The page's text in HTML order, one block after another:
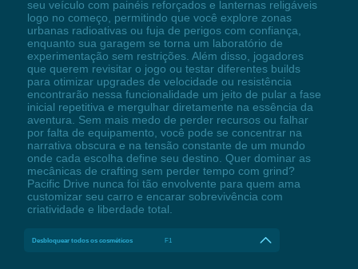
seu veículo com painéis reforçados e lanternas religáveis
logo no começo, permitindo que você explore zonas
urbanas radioativas ou fuja de perigos com confiança,
enquanto sua garagem se torna um laboratório de
experimentação sem restrições. Além disso, jogadores
que querem revisitar o jogo ou testar diferentes builds
para otimizar upgrades de velocidade ou resistência
encontrarão nessa funcionalidade um jeito de pular a fase
inicial repetitiva e mergulhar diretamente na essência da
aventura. Sem mais medo de perder recursos ou falhar
por falta de equipamento, você pode se concentrar na
narrativa obscura e na tensão constante de um mundo
onde cada escolha define seu destino. Quer dominar as
mecânicas de crafting sem perder tempo com grind?
Pacific Drive nunca foi tão envolvente para quem ama
customizar seu carro e encarar sobrevivência com
criatividade e liberdade total.
Desbloquear todos os cosméticos F1